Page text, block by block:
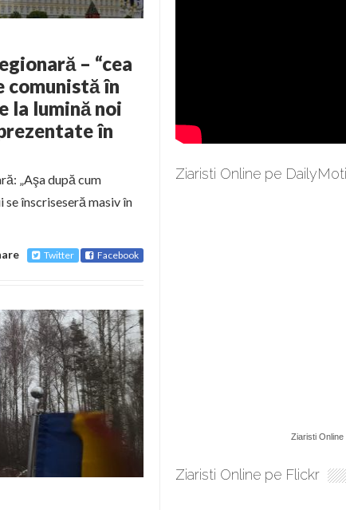
– “cea
comunistă în
la lumină noi
în
„Aşa după cum
înscriseseră masiv în
Twitter Facebook
Ziaristi Online pe
Ziaristi Online
Ziaristi Online pe Flickr